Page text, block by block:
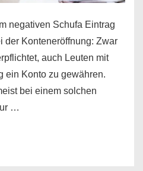
negativen Schufa Eintrag
der Konteneröffnung: Zwar
auch Leuten mit
ein Konto zu gewähren.
bei einem solchen
…